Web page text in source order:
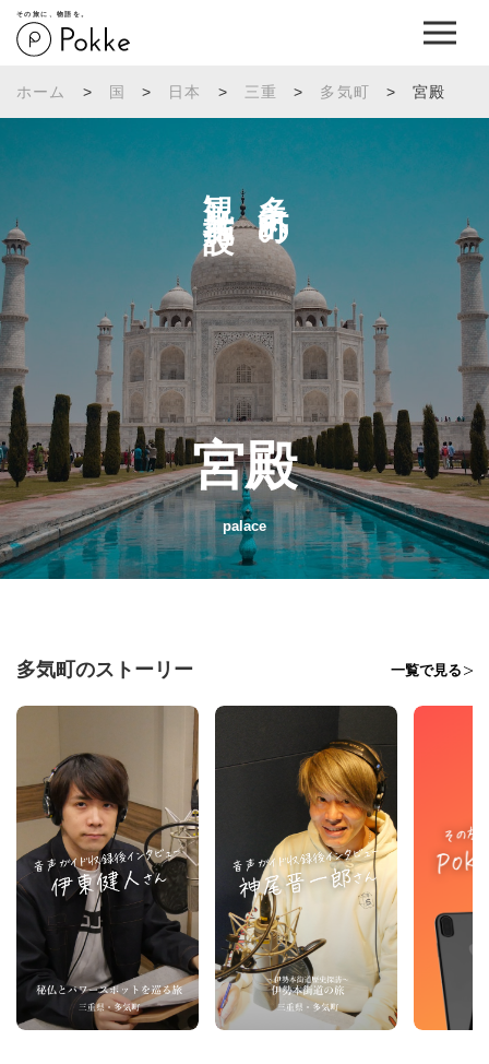
その旅に、物語を。
ホーム > 国 > 日本 > 三重 > 多気町 > 宮殿
多気町の
観光施設へ
宮殿
palace
多気町のストーリー 一覧で見る